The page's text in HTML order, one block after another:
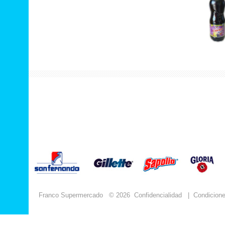
Franco Supermercado © 2026 Confidencialidad